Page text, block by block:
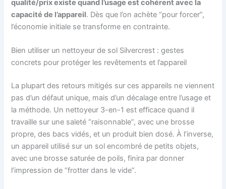
qualité/prix existe quand l’usage est cohérent avec la
capacité de l’appareil. Dès que l’on achète “pour forcer”,
l’économie initiale se transforme en contrainte.
Bien utiliser un nettoyeur de sol Silvercrest : gestes
concrets pour protéger les revêtements et l’appareil
La plupart des retours mitigés sur ces appareils ne viennent
pas d’un défaut unique, mais d’un décalage entre l’usage et
la méthode. Un nettoyeur 3-en-1 est efficace quand il
travaille sur une saleté “raisonnable”, avec une brosse
propre, des bacs vidés, et un produit bien dosé. À l’inverse,
un appareil utilisé sur un sol encombré de petits objets,
avec une brosse saturée de poils, finira par donner
l’impression de “frotter dans le vide”.